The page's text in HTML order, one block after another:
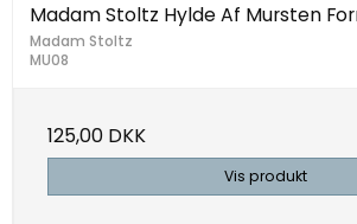
Madam Stoltz Hylde Af Mursten
Madam Stoltz
MU08
125,00 DKK
Vis produkt